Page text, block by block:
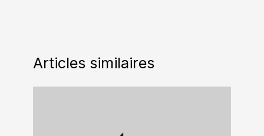
Articles similaires